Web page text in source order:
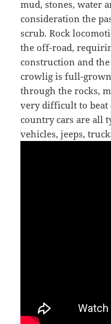
mud, stones, water
consideration the
scrub. Rock
the off-road,
construction and
crowlig is full-
through the rocks,
very difficult to beat
country cars are all
vehicles, jeeps,